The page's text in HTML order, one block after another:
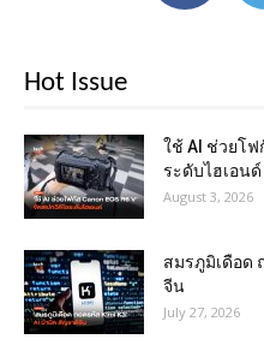
Hot Issue
ใช้ AI ช่วยโฟ
ระดับไฮเอนด์
August 3, 2026
สมรภูมิเดือด
จีน
July 27, 2026